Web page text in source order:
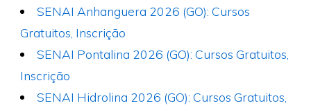
SENAI Anhanguera 2026 (GO): Cursos
Gratuitos, Inscrição
SENAI Pontalina 2026 (GO): Cursos Gratuitos,
Inscrição
SENAI Hidrolina 2026 (GO): Cursos Gratuitos,